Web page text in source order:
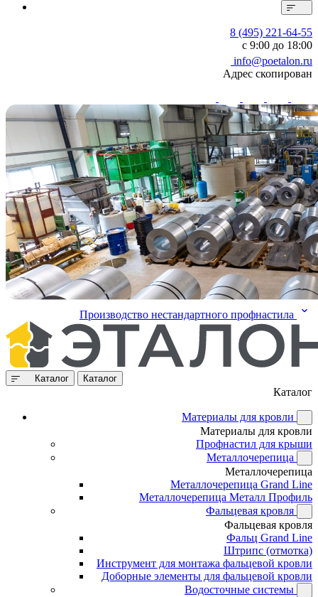
8 (495) 221-64-55
с 9:00 до 18:00
info@poetalon.ru
Адрес скопирован
Производство нестандартного профнастила
Каталог Каталог
Каталог
Материалы для кровли
Материалы для кровли
Профнастил для крыши
Металлочерепица
Металлочерепица
Металлочерепица Grand Line
Металлочерепица Металл Профиль
Фальцевая кровля
Фальцевая кровля
Фальц Grand Line
Штрипс (отмотка)
Инструмент для монтажа фальцевой кровли
Доборные элементы для фальцевой кровли
Водосточные системы